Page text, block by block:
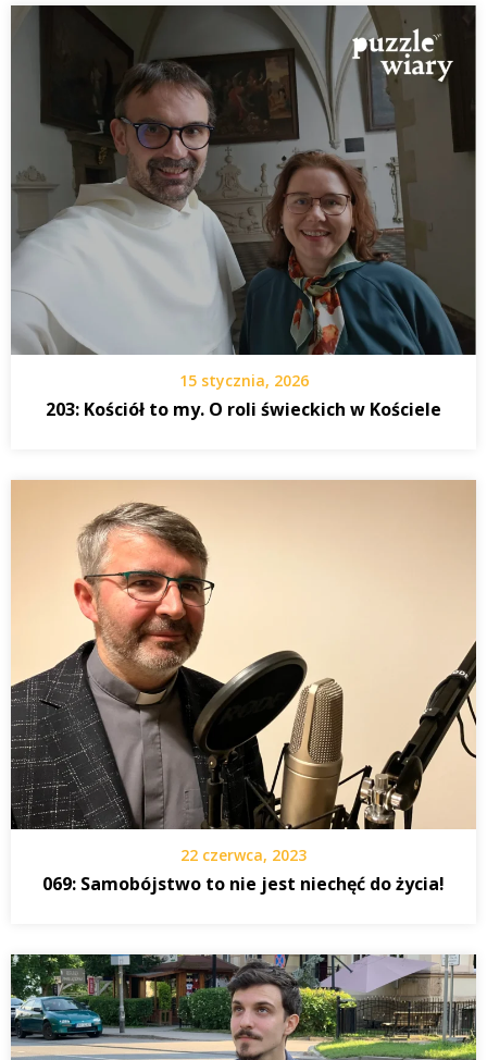
15 stycznia, 2026
203: Kościół to my. O roli świeckich w Kościele
22 czerwca, 2023
069: Samobójstwo to nie jest niechęć do życia!